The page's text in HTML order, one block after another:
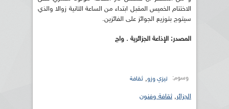
الاختتام الخميس المقبل ابتداء من الساعة الثانية زوالا والذي
سيتوج بتوزيع الجوائز على الفائزين.
المصدر: الإذاعة الجزائرية . واج
وسوم: تيزي وزو, ثقافة
الجزائر, ثقافة وفنون